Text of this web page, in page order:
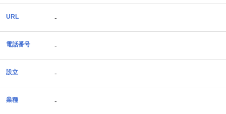
URL -
電話番号 -
設立 -
業種 -